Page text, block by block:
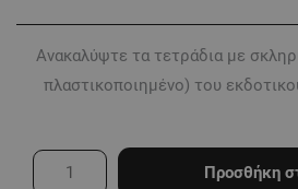
Ανακαλύψτε τα τετράδια με
πλαστικοποιημένο) του
Προσθήκη